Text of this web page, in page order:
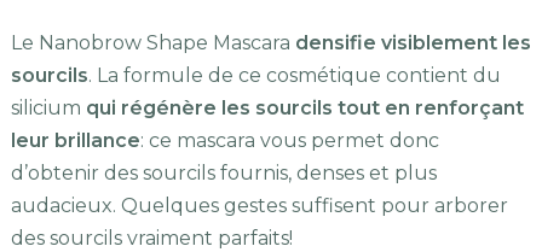
Le Nanobrow Shape Mascara densifie visiblement les
sourcils. La formule de ce cosmétique contient du
silicium qui régénère les sourcils tout en renforçant
leur brillance: ce mascara vous permet donc
d’obtenir des sourcils fournis, denses et plus
audacieux. Quelques gestes suffisent pour arborer
des sourcils vraiment parfaits!